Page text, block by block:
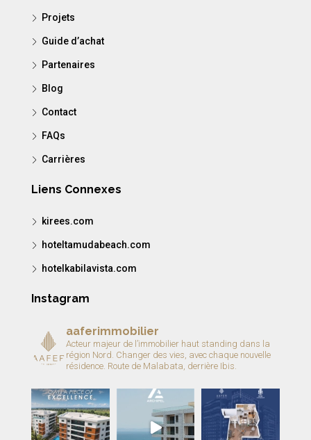
Projets
Guide d’achat
Partenaires
Blog
Contact
FAQs
Carrières
Liens Connexes
kirees.com
hoteltamudabeach.com
hotelkabilavista.com
Instagram
aaferimmobilier
Acteur majeur de l’immobilier haut standing dans la
région Nord. Changer des vies, avec chaque nouvelle
résidence. Route de Malabata, derrière Ibis.